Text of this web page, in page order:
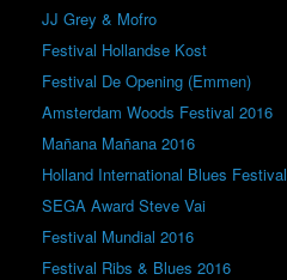
JJ Grey & Mofro
Festival Hollandse Kost
Festival De Opening (Emmen)
Amsterdam Woods Festival 2016
Mañana Mañana 2016
Holland International Blues Festival
SEGA Award Steve Vai
Festival Mundial 2016
Festival Ribs & Blues 2016